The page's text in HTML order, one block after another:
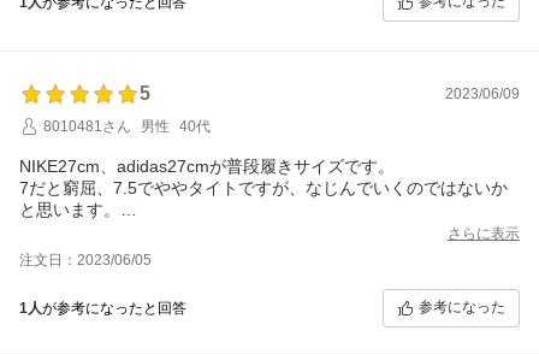
5
2023/06/09
8010481さん
男性 40代
NIKE27cm、adidas27cmが普段履きサイズです。
7だと窮屈、7.5でややタイトですが、なじんでいくのではないか
と思います。
出荷対応、サイズ変更も極めて迅速にご対応いただきありがとう
ございました。
また機会がありましたらよろしくお願いいたします。
さらに表示
注文日：2023/06/05
1人が参考になったと回答 参考になった